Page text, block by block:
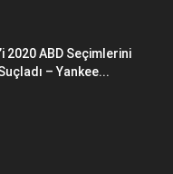
2020 ABD Seçimlerini
– Yankee...